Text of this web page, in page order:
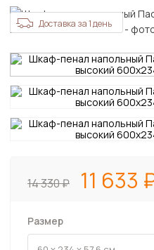
Доставка за 1 день
14 330 11 633
Размер